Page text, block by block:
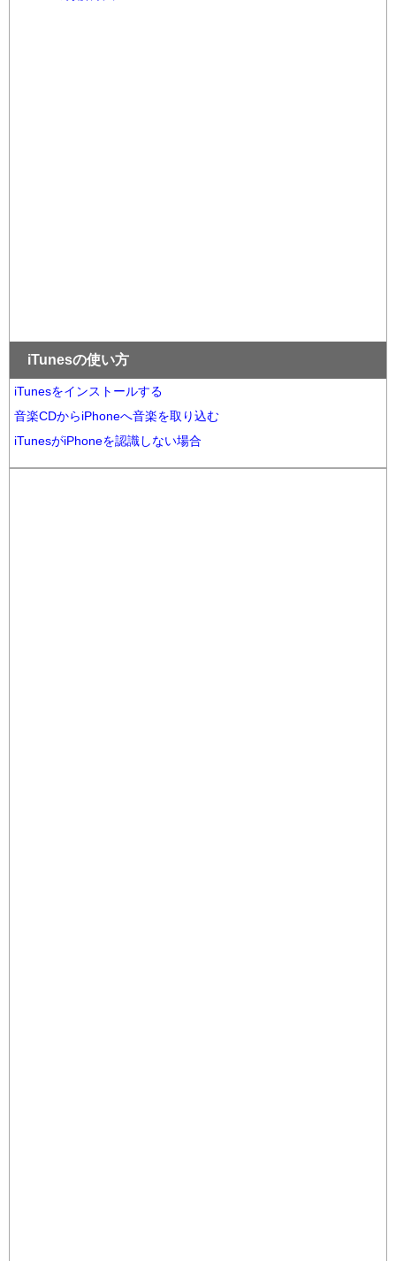
iTunesの使い方
iTunesをインストールする
音楽CDからiPhoneへ音楽を取り込む
iTunesがiPhoneを認識しない場合